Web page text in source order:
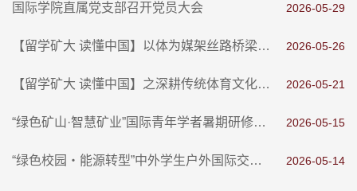
国际学院直属党支部召开党员大会 2026-05-29
【留学矿大 读懂中国】以体为媒架丝路桥梁——我校留学生参加2026“一带一路”体育交流周（江苏）活动 2026-05-26
【留学矿大 读懂中国】之深耕传统体育文化赓续千年古韵新风 2026-05-21
“绿色矿山·智慧矿业”国际青年学者暑期研修营圆满结营 2026-05-15
“绿色校园・能源转型”中外学生户外国际交流活动圆满成功 2026-05-14